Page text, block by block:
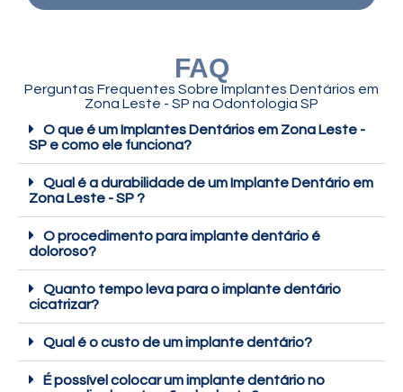
FAQ
Perguntas Frequentes Sobre Implantes Dentários em
Zona Leste - SP na Odontologia SP
O que é um Implantes Dentários em Zona Leste -
SP e como ele funciona?
Qual é a durabilidade de um Implante Dentário em
Zona Leste - SP ?
O procedimento para implante dentário é
doloroso?
Quanto tempo leva para o implante dentário
cicatrizar?
Qual é o custo de um implante dentário?
É possível colocar um implante dentário no